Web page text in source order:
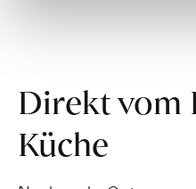
Direkt vom
Küche